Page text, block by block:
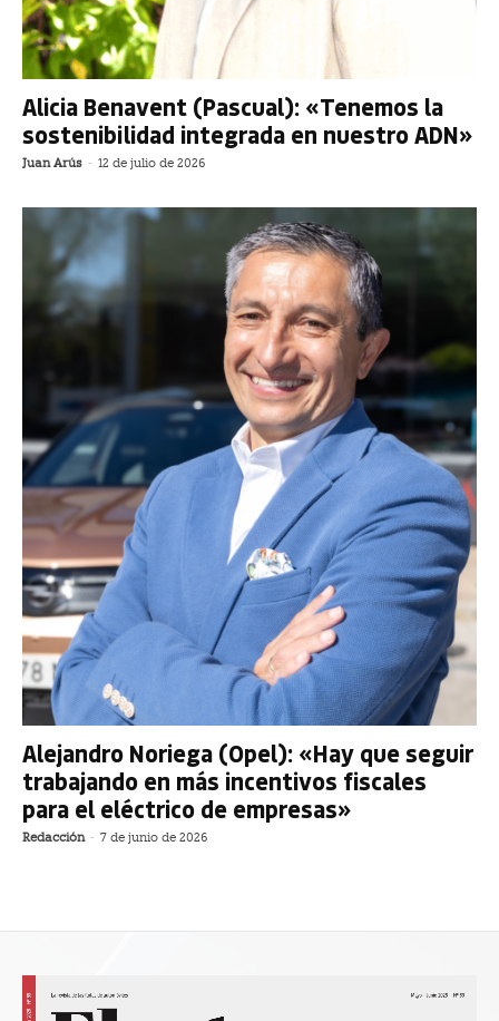
Alicia Benavent (Pascual): «Tenemos la
sostenibilidad integrada en nuestro ADN»
Juan Arús - 12 de julio de 2026
Alejandro Noriega (Opel): «Hay que seguir
trabajando en más incentivos fiscales
para el eléctrico de empresas»
Redacción - 7 de junio de 2026